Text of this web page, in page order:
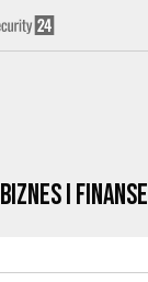
Biznes i Finanse